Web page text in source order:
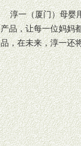
淳一（厦门）母婴用
产品，让每一位妈妈
品，在未来，淳一还